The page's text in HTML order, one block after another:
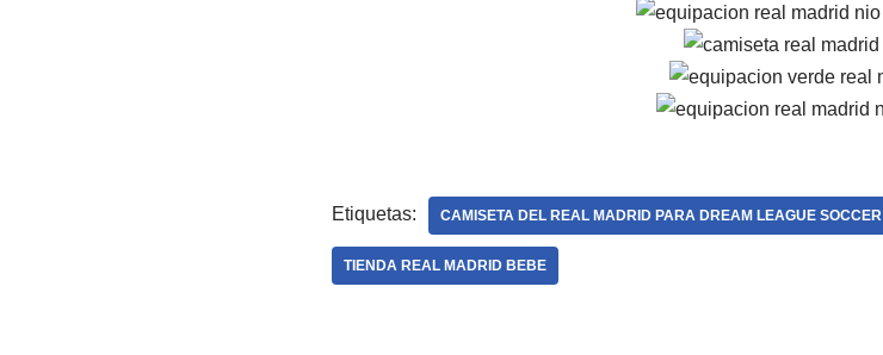
Etiquetas: CAMISETA DEL REAL MADRID PARA DREAM LEAGUE SOCCER
TIENDA REAL MADRID BEBE